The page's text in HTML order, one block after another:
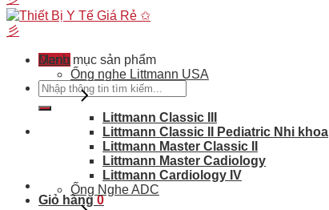
Menu
Tìm
kiếm:
Giỏ hàng0
Danh mục sản phẩm
Ống nghe Littmann USA
Littmann Classic III
Littmann Classic II Pediatric Nhi khoa
Littmann Master Classic II
Littmann Master Cadiology
Littmann Cardiology IV
Ống Nghe ADC